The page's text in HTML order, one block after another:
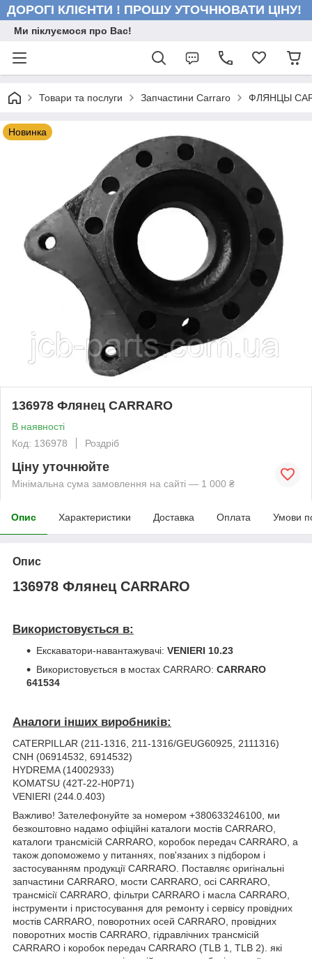
ДОРОГІ КЛІЄНТИ ! ПРОШУ УТОЧНЮВАТИ ЦІНУ!
Ми піклуємося про Вас!
Товари та послуги Запчастини Carraro ФЛЯНЦЫ
Новинка
136978 Флянец CARRARO
В наявності
Код: 136978
Роздріб
Ціну уточнюйте
Мінімальна сума замовлення на сайті — 1 000 ₴
Опис Характеристики Доставка Оплата Умови
Опис
136978 Флянец CARRARO
Використовується в:
Екскаватори-навантажувачі: VENIERI 10.23
Використовується в мостах CARRARO: CARRARO
641534
Аналоги інших виробників:
CATERPILLAR (211-1316, 211-1316/GEUG60925, 2111316)
CNH (06914532, 6914532)
HYDREMA (14002933)
KOMATSU (42T-22-H0P71)
VENIERI (244.0.403)
Важливо! Зателефонуйте за номером +380633246100, ми
безкоштовно надамо офіційні каталоги мостів CARRARO,
каталоги трансмісій CARRARO, коробок передач CARRARO, а
також допоможемо у питаннях, пов'язаних з підбором і
застосуванням продукції CARRARO. Поставляє оригінальні
запчастини CARRARO, мости CARRARO, осі CARRARO,
трансмісії CARRARO, фільтри CARRARO і масла CARRARO,
інструменти і пристосування для ремонту і сервісу провідних
мостів CARRARO, поворотних осей CARRARO, провідних
поворотних мостів CARRARO, гідравлічних трансмісій
CARRARO і коробок передач CARRARO (TLB 1, TLB 2). які